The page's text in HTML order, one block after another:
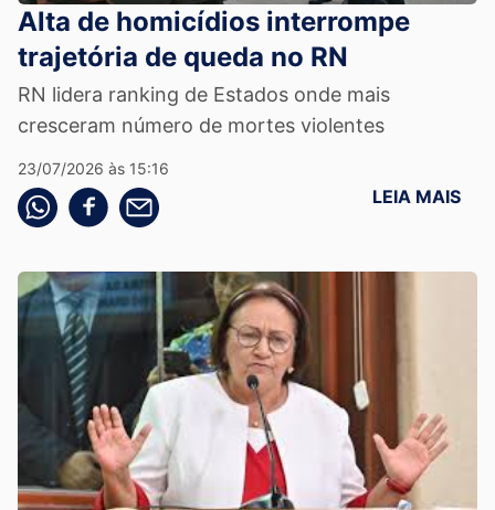
Alta de homicídios interrompe
trajetória de queda no RN
RN lidera ranking de Estados onde mais
cresceram número de mortes violentes
23/07/2026 às 15:16
Compartilhe pelo whatsapp
Compartilhar no facebook
Compartilhe pelo email LEIA MAIS